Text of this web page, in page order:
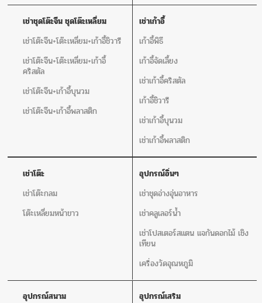
เช่าชุดโต๊ะจีน ชุดโต๊ะเหลี่ยม
เช่าโต๊ะจีน+โต๊ะเหลี่ยม+เก้าอี้ชิวารี
เช่าโต๊ะจีน+โต๊ะเหลี่ยม+เก้าอี้
คริสตัล
เช่าโต๊ะจีน+เก้าอี้บุนวม
เช่าโต๊ะจีน+เก้าอี้พลาสติก
เช่าเก้าอี้
เก้าอี้พิธี
เก้าอี้จัดเลี้ยง
เช่าเก้าอี้คริสตัล
เก้าอี้ชิวารี
เช่าเก้าอี้บุนวม
เช่าเก้าอี้พลาสติก
เช่าโต๊ะ
เช่าโต๊ะกลม
โต๊ะเหลี่ยมหน้าขาว
อุปกรณ์อิ่นๆ
เช่าชุดอ่างอุ่นอาหาร
เช่าคลูเลอร์น้ำ
เช่าโปสเตอร์สแตน แจกันดอกไม้ เชิง
เทียน
เครื่องวัดอุณหภูมิ
อุปกรณ์สนาม อุปกรณ์เสริม